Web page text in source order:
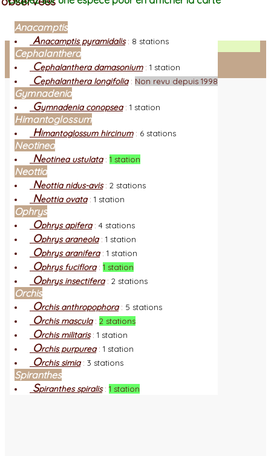
Facebook
Connexion adhérent
Anacamptis
Anacamptis pyramidalis: 8 stations
Cephalanthera
Cephalanthera damasonium: 1 station
Cephalanthera longifolia: Non revu depuis 1998
Gymnadenia
Gymnadenia conopsea: 1 station
Himantoglossum
Himantoglossum hircinum: 6 stations
Neotinea
Neotinea ustulata: 1 station
Neottia
Neottia nidus-avis: 2 stations
Neottia ovata: 1 station
Ophrys
Ophrys apifera: 4 stations
Ophrys araneola: 1 station
Ophrys aranifera: 1 station
Ophrys fuciflora: 1 station
Ophrys insectifera: 2 stations
Orchis
Orchis anthropophora: 5 stations
Orchis mascula: 2 stations
Orchis militaris: 1 station
Orchis purpurea: 1 station
Orchis simia: 3 stations
Spiranthes
Spiranthes spiralis: 1 station